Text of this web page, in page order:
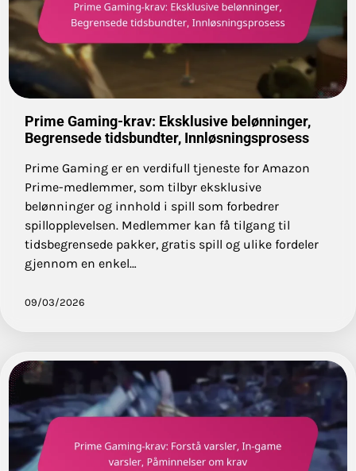
Prime Gaming-krav: Eksklusive belønninger,
Begrensede tidsbundter, Innløsningsprosess
Prime Gaming er en verdifull tjeneste for Amazon
Prime-medlemmer, som tilbyr eksklusive
belønninger og innhold i spill som forbedrer
spillopplevelsen. Medlemmer kan få tilgang til
tidsbegrensede pakker, gratis spill og ulike fordeler
gjennom en enkel…
09/03/2026